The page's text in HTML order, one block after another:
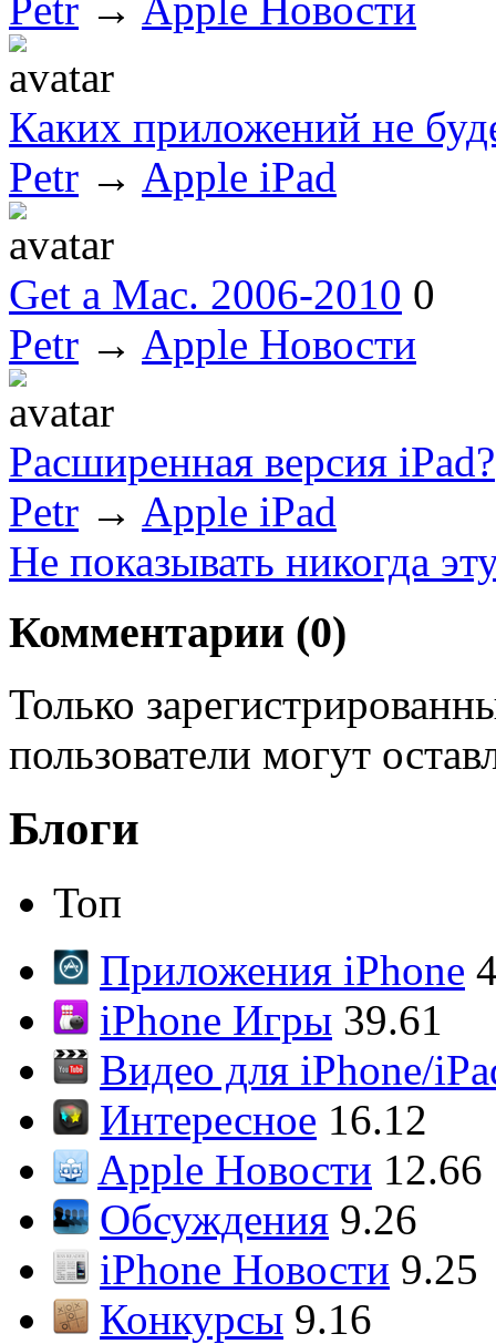
Каких приложений не
Petr → Apple iPad
Get a Mac. 2006-2010 0
Petr → Apple Новости
Расширенная версия iPad?
Petr → Apple iPad
Не показывать никогда
Комментарии (0)
Только
пользователи могут
Блоги
Топ
Приложения iPhone
iPhone Игры 39.61
Видео для iPhone/
Интересное 16.12
Apple Новости 12.66
Обсуждения 9.26
iPhone Новости 9.25
Конкурсы 9.16